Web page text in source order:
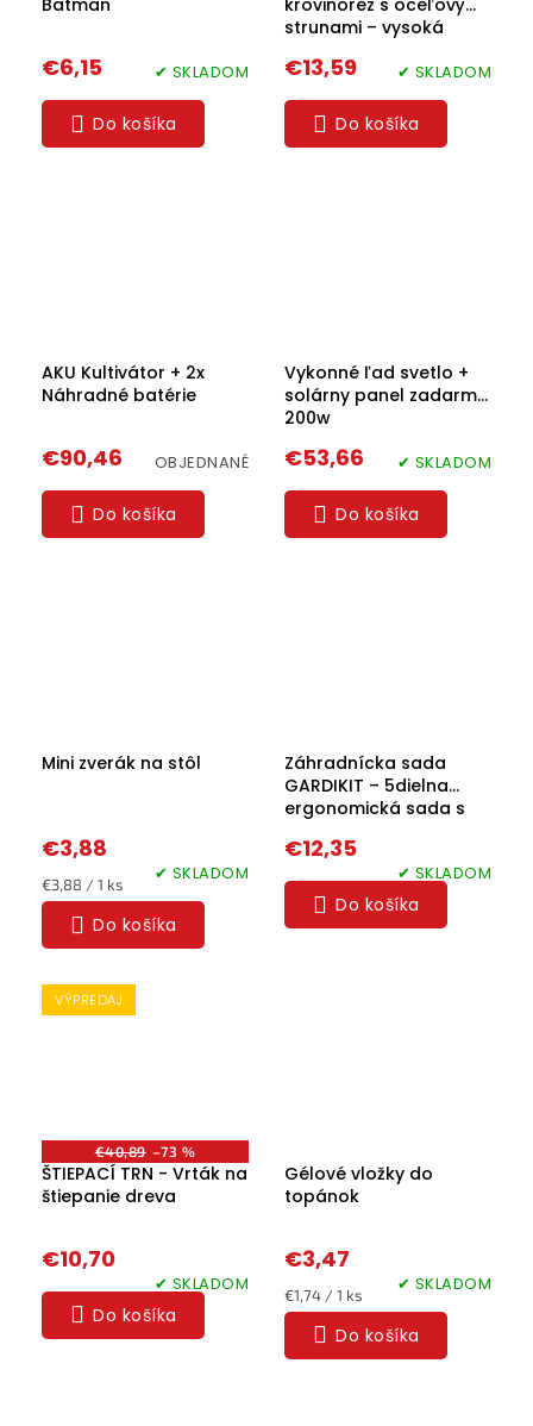
Batman
✔ SKLADOM
€6,15
Do košíka
krovinorez s oceľovými
strunami – vysoká
kosenie
✔ SKLADOM
€13,59
Do košíka
AKU Kultivátor + 2x
Náhradné batérie
OBJEDNANÉ
€90,46
Do košíka
Vykonné ľad svetlo +
solárny panel zadarmo
200w
✔ SKLADOM
€53,66
Do košíka
Mini zverák na stôl
✔ SKLADOM
€3,88
Jednotková
cena:
€3,88 / 1 ks
Do košíka
Záhradnícka sada
GARDIKIT – 5dielna
ergonomická sada s
pleťou a prerezávanie
✔ SKLADOM
€12,35
Do košíka
VÝPREDAJ
€40,89 –73 %
ŠTIEPACÍ TRN - Vrták na
štiepanie dreva
✔ SKLADOM
€10,70
Do košíka
Gélové vložky do
topánok
✔ SKLADOM
€3,47
Jednotková
cena:
€1,74 / 1 ks
Do košíka